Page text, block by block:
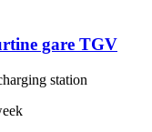
gare TGV
station